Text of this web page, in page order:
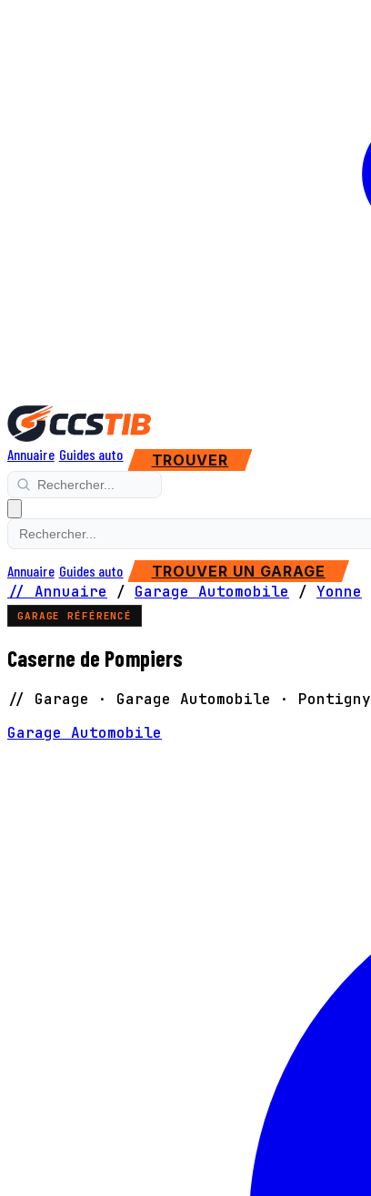
Annuaire Guides auto TROUVER
Annuaire Guides auto TROUVER UN GARAGE
// Annuaire / Garage Automobile / Yonne
GARAGE RÉFÉRENCÉ
Caserne de Pompiers
// Garage · Garage Automobile · Pontigny
Garage Automobile